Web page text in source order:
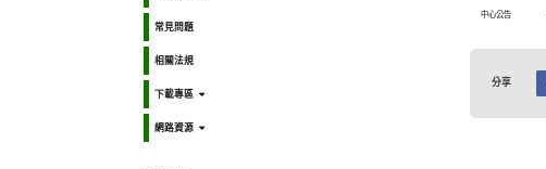
常見問題
相關法規
下載專區
網路資源
中心公告
分享